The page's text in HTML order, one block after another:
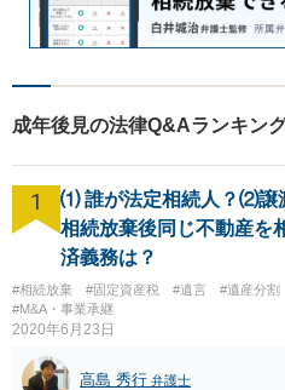
成年後見の法律Q&Aランキン
1
⑴ 誰が法定相続人？⑵譲
相続放棄後同じ不動産を
済義務は？
#相続放棄 #固定資産税 #遺言 #遺産分割
#M&A・事業承継
2020年6月23日
高島 秀行 弁護士